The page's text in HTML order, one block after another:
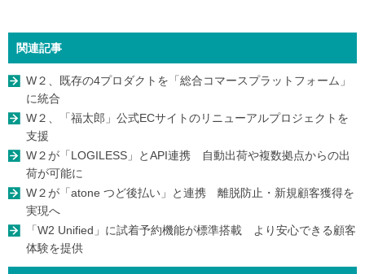
関連記事
W２、既存の4プロダクトを「総合コマースプラットフォーム」
に統合
W２、「福太郎」公式ECサイトのリニューアルプロジェクトを
支援
W２が「LOGILESS」とAPI連携 自動出荷や複数拠点からの出
荷が可能に
W２が「atone つど後払い」と連携 離脱防止・新規顧客獲得を
実現へ
「W2 Unified」に試着予約機能が標準搭載 より安心できる顧客
体験を提供